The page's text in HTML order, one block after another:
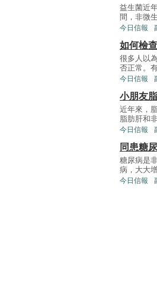
益生菌近
間，非微
今日信報
如何檢
很多人以
否正常。
今日信報
小朋友
近年來，
脂肪肝和
今日信報
同患糖
糖尿病是
病，大大
今日信報